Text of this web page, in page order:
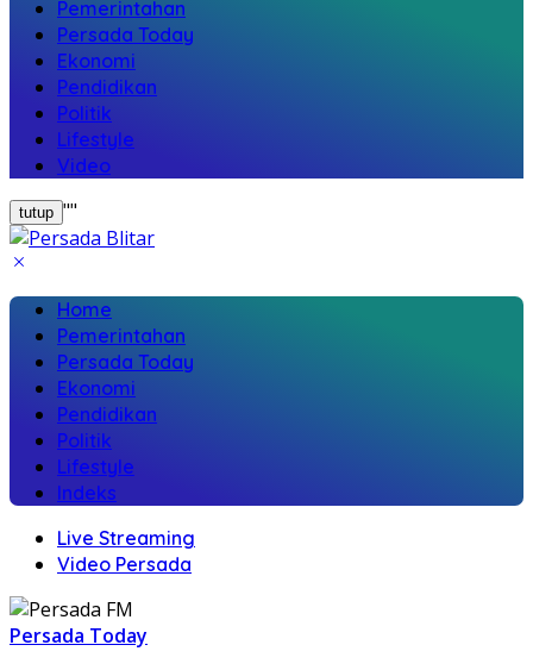
Pemerintahan
Persada Today
Ekonomi
Pendidikan
Politik
Lifestyle
Video
tutup ""
Home
Pemerintahan
Persada Today
Ekonomi
Pendidikan
Politik
Lifestyle
Indeks
Live Streaming
Video Persada
Persada Today